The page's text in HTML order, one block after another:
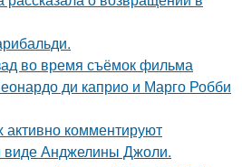
во время съёмок фильма
ди каприо и Марго Робби
активно комментируют
Анджелины Джоли.